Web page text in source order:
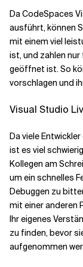
Da CodeSpaces
ausführt, können
mit einem viel
ist, und zahlen
geöffnet ist. So
vorschlagen und
Visual Studio
Da viele
ist es viel
Kollegen am
um ein schnelles
Debuggen zu
mit einer anderen
Ihr eigenes
zu finden, bevor
aufgenommen